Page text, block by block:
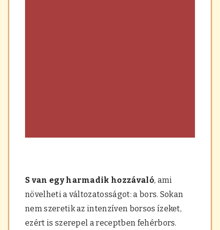
S van egy harmadik hozzávaló, ami
növelheti a változatosságot: a bors. Sokan
nem szeretik az intenzíven borsos ízeket,
ezért is szerepel a receptben fehérbors.